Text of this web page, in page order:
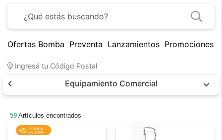
Ofertas Bomba Preventa Lanzamientos Promociones
Ingresá tu Código Postal
Equipamiento Comercial
59 Artículos encontrados